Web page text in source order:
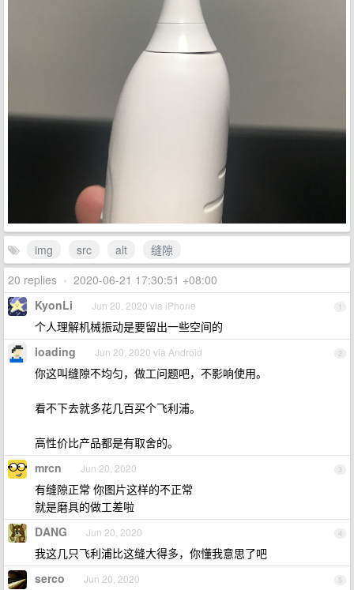
img src alt
缝隙
20 replies • 2020-06-21 17:30:51 +08:00
1
KyonLi Jun 20, 2020 via iPhone
个人理解机械振动是要留出一些空间的
2
loading Jun 20, 2020 via Android
你这叫缝隙不均匀，做工问题吧，不影响使用。
看不下去就多花几百买个飞利浦。
高性价比产品都是有取舍的。
3
mrcn Jun 20, 2020
有缝隙正常 你图片这样的不正常
就是磨具的做工差啦
4
DANG Jun 20, 2020
我这几只飞利浦比这缝大得多，你懂我意思了吧
5
serco Jun 20, 2020